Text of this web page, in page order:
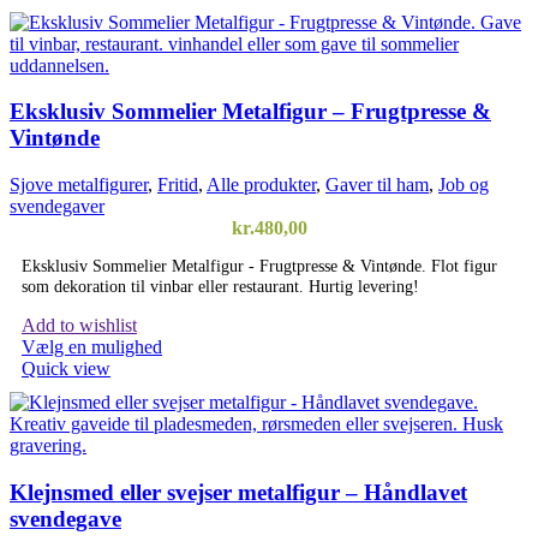
flere
varianter.
vælges
Eksklusiv Sommelier Metalfigur – Frugtpresse &
Vintønde
Sjove metalfigurer, Fritid, Alle produkter, Gaver til ham, Job og
svendegaver
kr.480,00
Eksklusiv Sommelier Metalfigur - Frugtpresse & Vintønde. Flot figur
som dekoration til vinbar eller restaurant. Hurtig levering!
Add to wishlist
Vælg en mulighed
Quick view
Klejnsmed eller svejser metalfigur – Håndlavet
svendegave